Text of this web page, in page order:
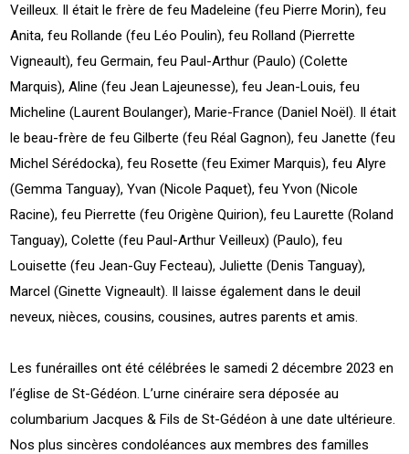
Veilleux. Il était le frère de feu Madeleine (feu Pierre Morin), feu
Anita, feu Rollande (feu Léo Poulin), feu Rolland (Pierrette
Vigneault), feu Germain, feu Paul-Arthur (Paulo) (Colette
Marquis), Aline (feu Jean Lajeunesse), feu Jean-Louis, feu
Micheline (Laurent Boulanger), Marie-France (Daniel Noël). Il était
le beau-frère de feu Gilberte (feu Réal Gagnon), feu Janette (feu
Michel Sérédocka), feu Rosette (feu Eximer Marquis), feu Alyre
(Gemma Tanguay), Yvan (Nicole Paquet), feu Yvon (Nicole
Racine), feu Pierrette (feu Origène Quirion), feu Laurette (Roland
Tanguay), Colette (feu Paul-Arthur Veilleux) (Paulo), feu
Louisette (feu Jean-Guy Fecteau), Juliette (Denis Tanguay),
Marcel (Ginette Vigneault). Il laisse également dans le deuil
neveux, nièces, cousins, cousines, autres parents et amis.
Les funérailles ont été célébrées le samedi 2 décembre 2023 en
l’église de St-Gédéon. L’urne cinéraire sera déposée au
columbarium Jacques & Fils de St-Gédéon à une date ultérieure.
Nos plus sincères condoléances aux membres des familles